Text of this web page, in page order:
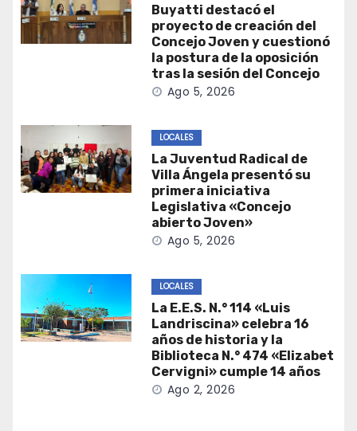
Buyatti destacó el
proyecto de creación del
Concejo Joven y cuestionó
la postura de la oposición
tras la sesión del Concejo
Ago 5, 2026
LOCALES
La Juventud Radical de
Villa Ángela presentó su
primera iniciativa
Legislativa «Concejo
abierto Joven»
Ago 5, 2026
LOCALES
La E.E.S. N.° 114 «Luis
Landriscina» celebra 16
años de historia y la
Biblioteca N.° 474 «Elizabet
Cervigni» cumple 14 años
Ago 2, 2026